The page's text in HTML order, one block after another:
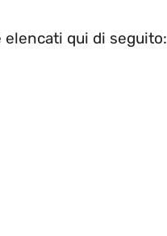
qui di seguito: